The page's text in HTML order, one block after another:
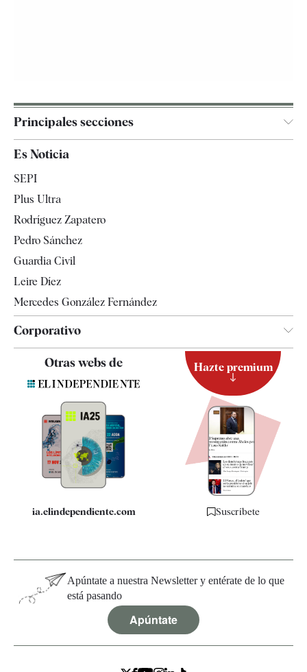
Principales secciones
España
Televisión
Es Noticia
SEPI
Plus Ultra
Rodríguez Zapatero
Pedro Sánchez
Guardia Civil
Leire Díez
Mercedes González Fernández
Corporativo
Contacto
Quiénes somos
Especificaciones
Otras webs de
ia.elindependiente.com
Hazte premium
Suscríbete
Apúntate a nuestra Newsletter y entérate de lo que
está pasando
Apúntate